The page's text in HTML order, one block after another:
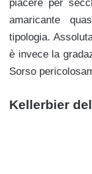
piacere per
amaricante
tipologia.
è invece la
Sorso
Kellerbier